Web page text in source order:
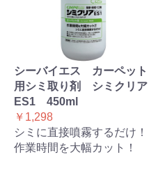
シーバイエス カーペット
用シミ取り剤 シミクリア
ES1 450ml
￥1,298
シミに直接噴霧するだけ！
作業時間を大幅カット！